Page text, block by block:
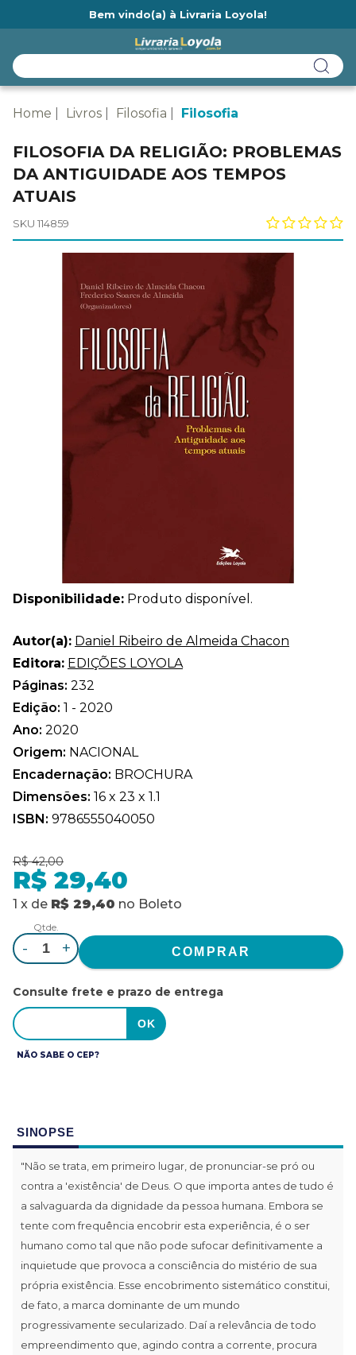
Bem vindo(a) à Livraria Loyola!
Home Livros Filosofia Filosofia
FILOSOFIA DA RELIGIÃO: PROBLEMAS
DA ANTIGUIDADE AOS TEMPOS
ATUAIS
SKU 114859
Disponibilidade: Produto disponível.
Autor(a): Daniel Ribeiro de Almeida Chacon
Editora: EDIÇÕES LOYOLA
Páginas: 232
Edição: 1 - 2020
Ano: 2020
Origem: NACIONAL
Encadernação: BROCHURA
Dimensões: 16 x 23 x 1.1
ISBN: 9786555040050
R$ 42,00
R$ 29,40
1 x de R$ 29,40 no Boleto
Qtde.
- +
Consulte frete e prazo de entrega
NÃO SABE O CEP?
SINOPSE
"Não se trata, em primeiro lugar, de pronunciar-se pró ou
contra a 'existência' de Deus. O que importa antes de tudo é
a salvaguarda da dignidade da pessoa humana. Embora se
tente com frequência encobrir esta experiência, é o ser
humano como tal que não pode sufocar definitivamente a
inquietude que provoca a consciência do mistério de sua
própria existência. Esse encobrimento sistemático constitui,
de fato, a marca dominante de um mundo
progressivamente secularizado. Daí a relevância de todo
empreendimento que, agindo contra a corrente, procura